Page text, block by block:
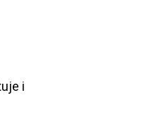
i